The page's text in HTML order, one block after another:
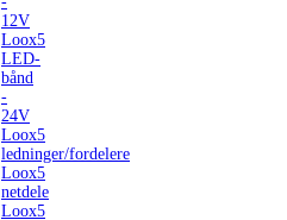
12V
Loox5
LED-
bånd
-
24V
Loox5
ledninger/fordelere
Loox5
netdele
Loox5